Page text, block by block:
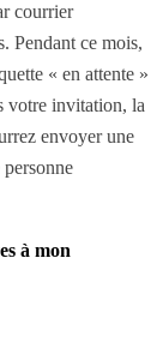
courrier
Pendant ce mois,
« en attente »
votre invitation, la
envoyer une
à mon